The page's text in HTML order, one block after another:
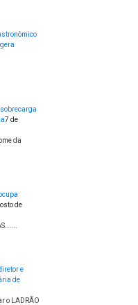
7 de
da
de
e
de
o LADRÃO